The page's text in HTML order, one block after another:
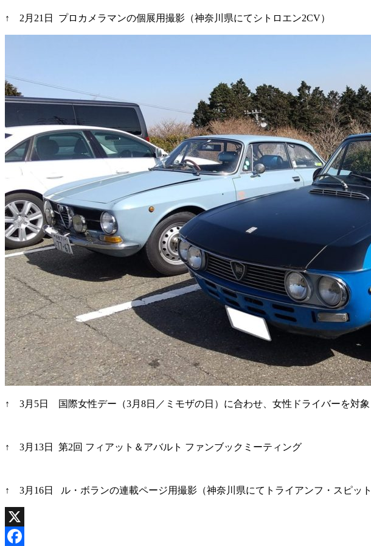
↑ 2月21日 プロカメラマンの個展用撮影（神奈川県にてシトロエン2CV）
↑ 3月5日 国際女性デー（3月8日／ミモザの日）に合わせ、女性ドライバーを対
↑ 3月13日 第2回 フィアット＆アバルト ファンブックミーティング
↑ 3月16日 ル・ボランの連載ページ用撮影（神奈川県にてトライアンフ・スピット
X